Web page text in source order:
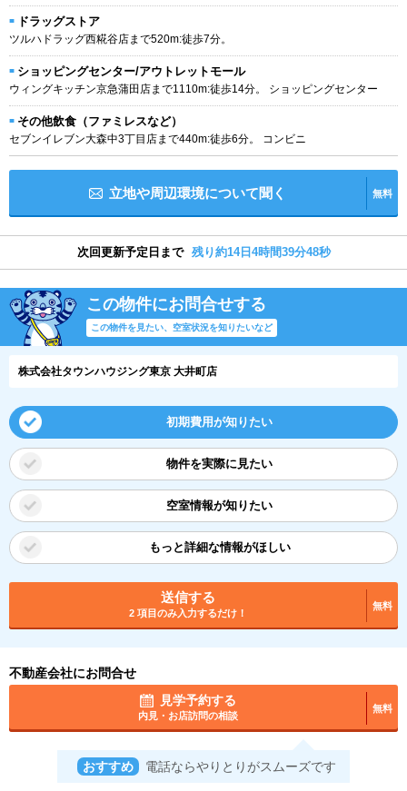
ドラッグストア
ツルハドラッグ西糀谷店まで520m:徒歩7分。
ショッピングセンター/アウトレットモール
ウィングキッチン京急蒲田店まで1110m:徒歩14分。 ショッピングセンター
その他飲食（ファミレスなど）
セブンイレブン大森中3丁目店まで440m:徒歩6分。 コンビニ
立地や周辺環境について聞く 無料
次回更新予定日まで 残り約14日4時間39分47秒
この物件にお問合せする
この物件を見たい、空室状況を知りたいなど
株式会社タウンハウジング東京 大井町店
初期費用が知りたい
物件を実際に見たい
空室情報が知りたい
もっと詳細な情報がほしい
送信する
2 項目のみ入力するだけ！
無料
不動産会社にお問合せ
見学予約する
内見・お店訪問の相談
無料
おすすめ 電話ならやりとりがスムーズです